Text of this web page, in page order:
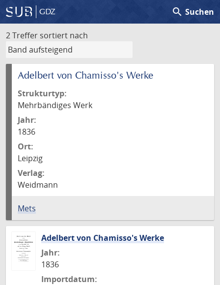
GDZ search Suchen
2 Treffer sortiert nach
Adelbert von Chamisso's Werke
Strukturtyp:
Mehrbändiges Werk
Jahr:
1836
Ort:
Leipzig
Verlag:
Weidmann
Mets
Adelbert von Chamisso's Werke
Jahr:
1836
Importdatum: